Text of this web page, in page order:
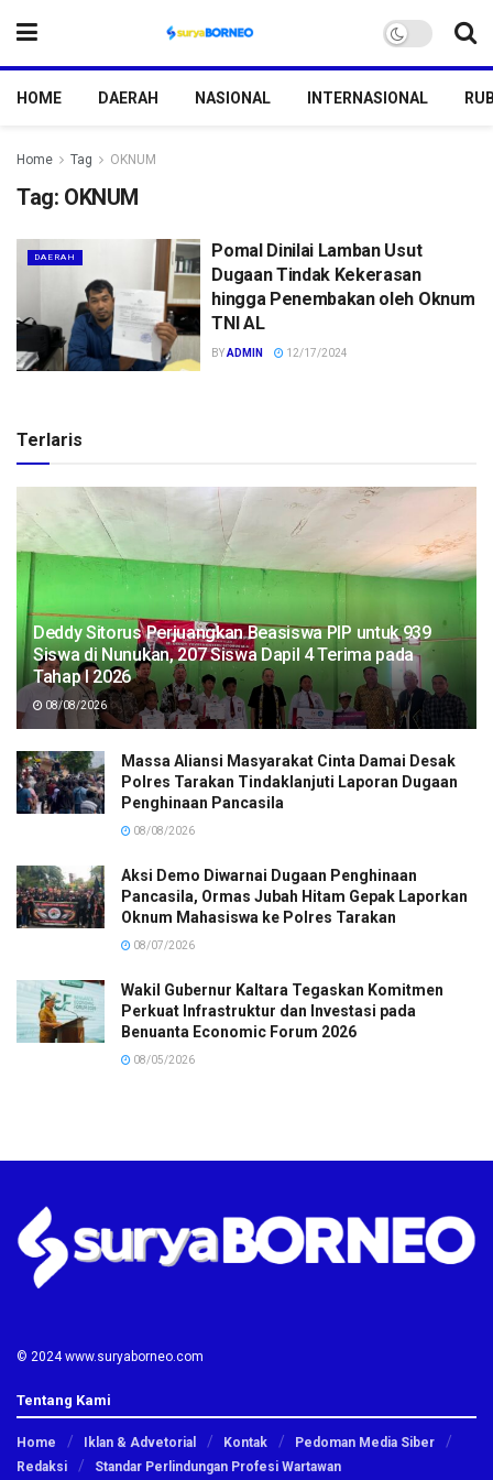
HOME DAERAH NASIONAL INTERNASIONAL
Home Tag OKNUM
Tag: OKNUM
DAERAH
Pomal Dinilai Lamban Usut
Dugaan Tindak Kekerasan
hingga Penembakan oleh Oknum
TNI AL
BYADMIN 12/17/2024
Terlaris
Deddy Sitorus Perjuangkan Beasiswa PIP untuk 939
Siswa di Nunukan, 207 Siswa Dapil 4 Terima pada
Tahap I 2026
08/08/2026
Massa Aliansi Masyarakat Cinta Damai Desak
Polres Tarakan Tindaklanjuti Laporan Dugaan
Penghinaan Pancasila
08/08/2026
Aksi Demo Diwarnai Dugaan Penghinaan
Pancasila, Ormas Jubah Hitam Gepak Laporkan
Oknum Mahasiswa ke Polres Tarakan
08/07/2026
Wakil Gubernur Kaltara Tegaskan Komitmen
Perkuat Infrastruktur dan Investasi pada
Benuanta Economic Forum 2026
08/05/2026
© 2024 www.suryaborneo.com
Tentang Kami
Home Iklan & Advetorial Kontak
Pedoman Media Siber
Redaksi
Standar Perlindungan Profesi Wartawan